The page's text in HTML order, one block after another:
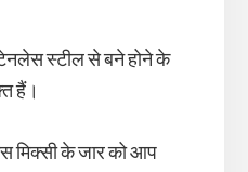
स्टील से बने होने के
हैं।
मिक्सी के जार को आप